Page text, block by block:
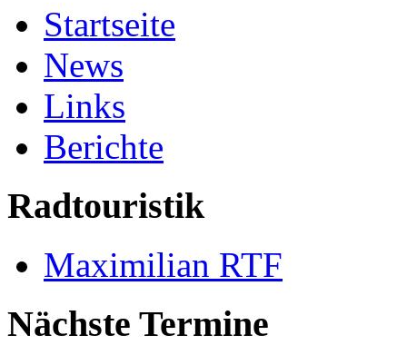
Startseite
News
Links
Berichte
Radtouristik
Maximilian RTF
Nächste Termine